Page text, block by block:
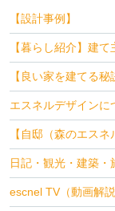
【設計事例】
【暮らし紹介】建
【良い家を建てる秘
エスネルデザインに
【自邸（森のエスネ
日記・観光・建築・
escnel TV（動画解説